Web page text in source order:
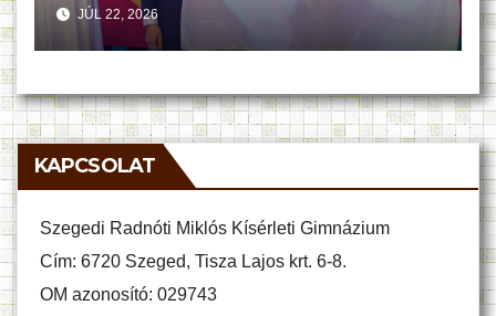
JÚL 22, 2026
KAPCSOLAT
Szegedi Radnóti Miklós Kísérleti Gimnázium
Cím: 6720 Szeged, Tisza Lajos krt. 6-8.
OM azonosító: 029743